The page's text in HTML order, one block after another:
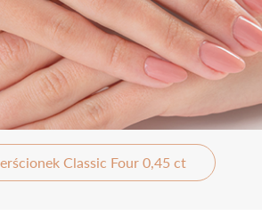
Classic Four 0,45 ct